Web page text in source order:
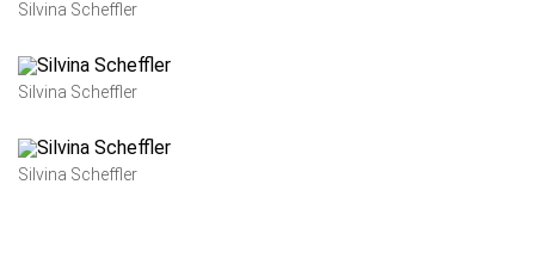
Silvina Scheffler
Silvina Scheffler
Silvina Scheffler